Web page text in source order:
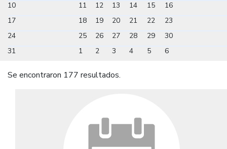
10
11 12 13 14 15
16
17
18 19 20 21 22
23
24
25 26 27 28 29
30
31
1 2 3 4 5 6
Se encontraron 177 resultados.